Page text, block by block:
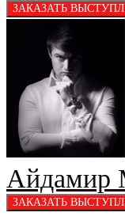
Айдамир